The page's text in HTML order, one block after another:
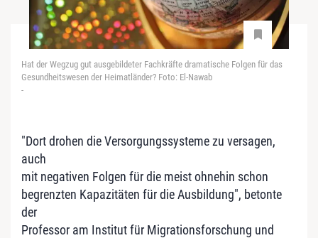
Hat der Wegzug gut ausgebildeter Fachkräfte dramatische Folgen für das
Gesundheitswesen der Heimatländer? Foto: El-Nawab
-
"Dort drohen die Versorgungssysteme zu versagen,
auch
mit negativen Folgen für die meist ohnehin schon
begrenzten Kapazitäten für die Ausbildung", betonte
der
Professor am Institut für Migrationsforschung und